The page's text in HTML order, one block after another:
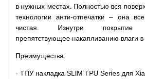
в нужных местах. Полностью вся
технологии анти-отпечатки – она
чистая. Изнутри покрытие
препятствующее накапливанию влаги в
Преимущества:
- ТПУ накладка SLIM TPU Series для